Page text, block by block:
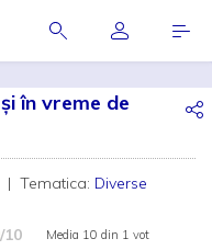
în vreme de
| Tematica: Diverse
/10 Media 10 din 1 vot